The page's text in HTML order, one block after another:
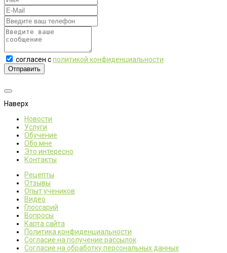
согласен сполитикой конфиденциальности
Отправить
Наверх
Новости
Услуги
Обучение
Обо мне
Это интересно
Контакты
Рецепты
Отзывы
Опыт учеников
Видео
Глоссарий
Вопросы
Карта сайта
Политика конфиденциальности
Согласие на получение рассылок
Согласие на обработку персональных данных